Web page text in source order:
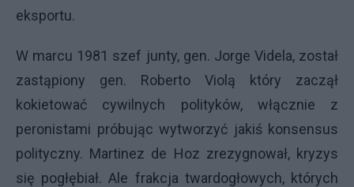
eksportu.
W marcu 1981 szef junty, gen. Jorge Videla, został
zastąpiony gen. Roberto Violą który zaczął
kokietować cywilnych polityków, włącznie z
peronistami próbując wytworzyć jakiś konsensus
polityczny. Martinez de Hoz zrezygnował, kryzys
się pogłębiał. Ale frakcja twardogłowych, których